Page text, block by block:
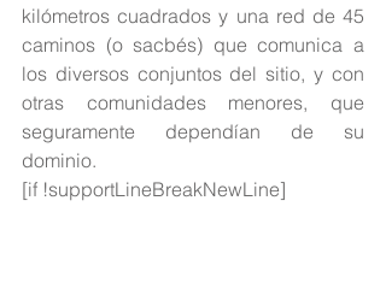
kilómetros cuadrados y una red de 45
caminos (o sacbés) que comunica a
los diversos conjuntos del sitio, y con
otras comunidades menores, que
seguramente dependían de su
dominio.
[if !supportLineBreakNewLine]